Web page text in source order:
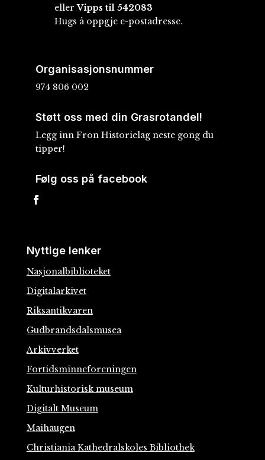
ellerVipps til 542083
Hugs å oppgje e-postadresse.
Organisasjonsnummer
974 806 002
Støtt oss med din Grasrotandel!
Legg inn Fron Historielag neste gong du
tipper!
Følg oss på facebook
Nyttige lenker
Nasjonalbiblioteket
Digitalarkivet
Riksantikvaren
Gudbrandsdalsmusea
Arkivverket
Fortidsminneforeningen
Kulturhistorisk museum
Digitalt Museum
Maihaugen
Christiania Kathedralskoles Bibliothek